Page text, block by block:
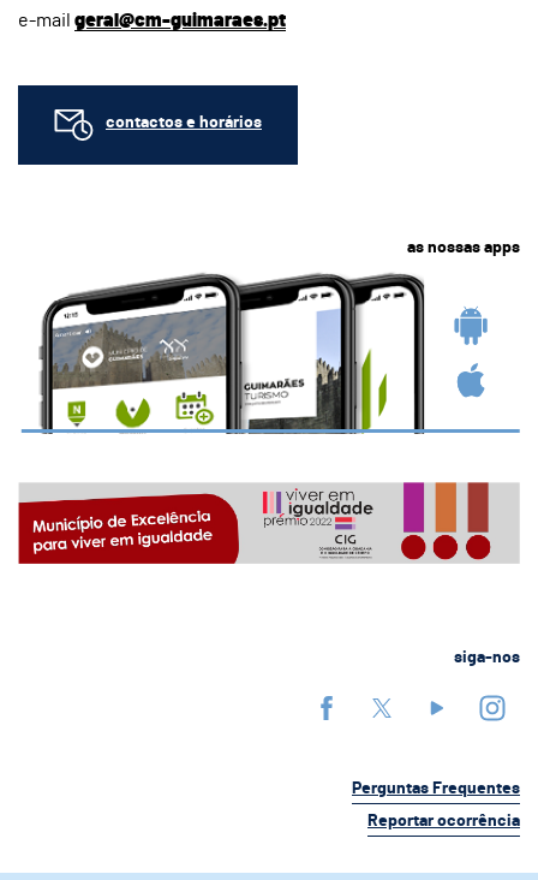
e-mail geral@cm-guimaraes.pt
contactos e horários
as nossas apps
siga-nos
Perguntas Frequentes
Reportar ocorrência